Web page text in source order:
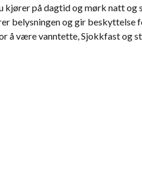
kjører på dagtid og mørk natt og
belysningen og gir beskyttelse
å være vanntette, Sjokkfast og